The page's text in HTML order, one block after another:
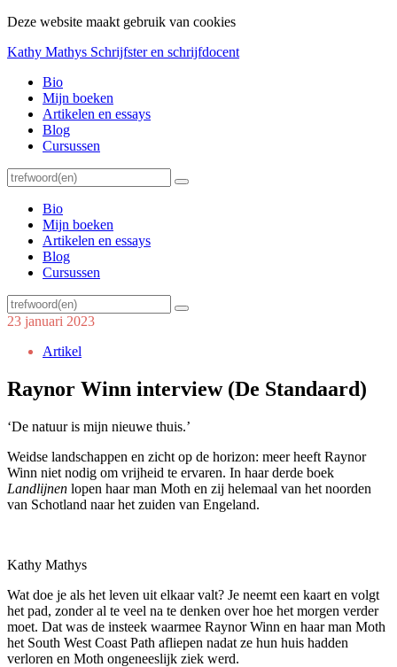
Deze website maakt gebruik van cookies
Kathy Mathys Schrijfster en schrijfdocent
Bio
Mijn boeken
Artikelen en essays
Blog
Cursussen
Bio
Mijn boeken
Artikelen en essays
Blog
Cursussen
23 januari 2023
Artikel
Raynor Winn interview (De Standaard)
‘De natuur is mijn nieuwe thuis.’
Weidse landschappen en zicht op de horizon: meer heeft Raynor
Winn niet nodig om vrijheid te ervaren. In haar derde boek
Landlijnen lopen haar man Moth en zij helemaal van het noorden
van Schotland naar het zuiden van Engeland.
Kathy Mathys
Wat doe je als het leven uit elkaar valt? Je neemt een kaart en volgt
het pad, zonder al te veel na te denken over hoe het morgen verder
moet. Dat was de insteek waarmee Raynor Winn en haar man Moth
het South West Coast Path afliepen nadat ze hun huis hadden
verloren en Moth ongeneeslijk ziek werd.